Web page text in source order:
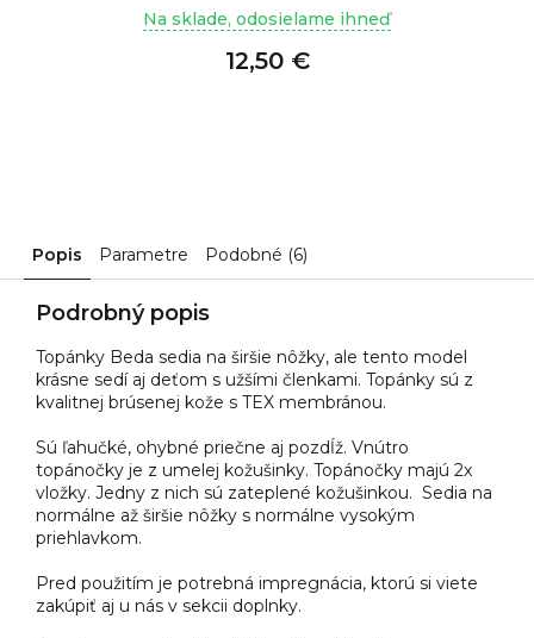
Na sklade, odosielame ihneď
12,50 €
Popis Parametre Podobné (6)
Podrobný popis
Topánky Beda sedia na širšie nôžky, ale tento model
krásne sedí aj deťom s užšími členkami. Topánky sú z
kvalitnej brúsenej kože s TEX membránou.
Sú ľahučké, ohybné priečne aj pozdĺž. Vnútro
topánočky je z umelej kožušinky. Topánočky majú 2x
vložky. Jedny z nich sú zateplené kožušinkou. Sedia na
normálne až širšie nôžky s normálne vysokým
priehlavkom.
Pred použitím je potrebná impregnácia, ktorú si viete
zakúpiť aj u nás v sekcii doplnky.